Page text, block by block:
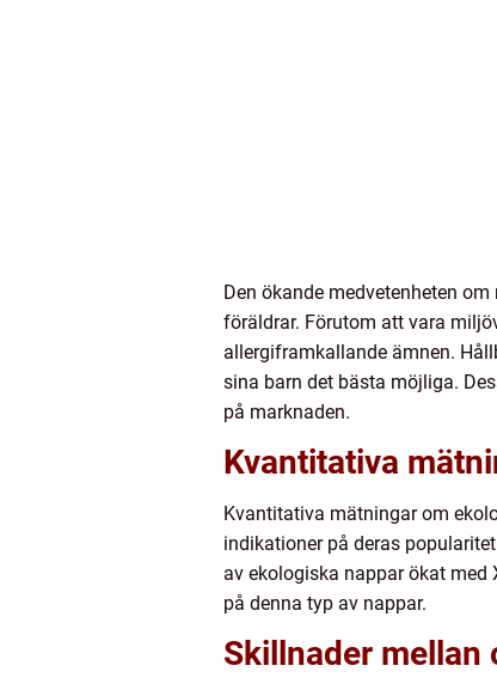
Den ökande medvetenheten
föräldrar. Förutom att vara
allergiframkallande ämnen.
sina barn det bästa möjliga.
på marknaden.
Kvantitativa
Kvantitativa mätningar om
indikationer på deras
av ekologiska nappar ökat med
på denna typ av nappar.
Skillnader mellan